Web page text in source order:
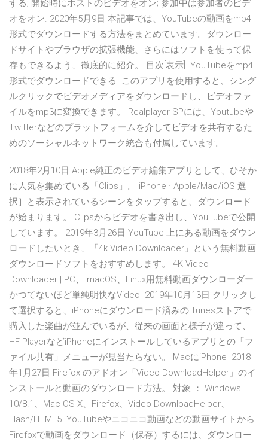
する; 開始時にホストのビデオをオン; 参加中は参加者のビデ
オをオン. 2020年5月9日 本記事では、YouTubeの動画をmp4
形式でダウンロードする方法をまとめています。ダウンロー
ドサイトやブラウザの拡張機能、さらにはソフトを使って保
存もできるよう、徹底的に紹介。 目次[表示]. YouTubeをmp4
形式でダウンロードできる このアプリを使用すると、シング
ルクリックでビデオメディアをダウンロードし、ビデオファ
イルをmp3に変換できます。 Realplayer SPには、Youtubeや
Twitterなどのプラットフォームを介してビデオを共有するた
めのソーシャルネットワーク統合も付属しています。
2018年2月10日 Apple純正のビデオ編集アプリとして、ひそか
に人気を集めている「Clips」。 iPhone · Apple/Mac/iOS 選
択］と表示されているシーンをタップすると、ダウンロード
が始まります。 Clipsからビデオを書き出し、YouTubeで公開
しています。 2019年3月26日 YouTube 上にある動画をダウン
ロードしたいとき、「4k Video Downloader」という無料動画
ダウンロードソフトをおすすめします。 4K Video
Downloader | PС、 macOS、Linux用無料動画ダウンローダー
かつてないほど単純明快なVideo 2019年10月13日 クリックし
て選択すると、iPhoneにダウンロード済みのiTunesストアで
購入した楽曲が並んでいるが、従来の画面と様子が違って、
HF PlayerなどiPhoneにインストールしているアプリとの「フ
ァイル共有」メニューが見当たらない。 MacにiPhone 2018
年1月27日 Firefox のアドオン「Video DownloadHelper」のイ
ンストールと動画のダウンロード方法。 対象 ： Windows
10/8.1、Mac OS X、Firefox、Video DownloadHelper、
Flash/HTML5. YouTubeやニコニコ動画などの動画サイトから
Firefoxで動画をダウンロード（保存）するには、ダウンロー